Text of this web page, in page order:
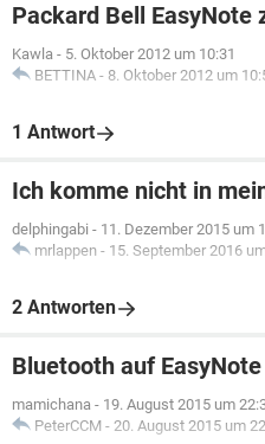
Packard Bell EasyNote
Kawla - 5. Oktober 2012 um 10:31
BETTINA - 8. Oktober 2012 um
1 Antwort
Ich komme nicht in
delphingabi - 11. Dezember 2015 um
mrlappen - 15. September 2016
2 Antworten
Bluetooth auf
mamichana - 19. August 2015 um
PeterCCM - 20. August 2015 um